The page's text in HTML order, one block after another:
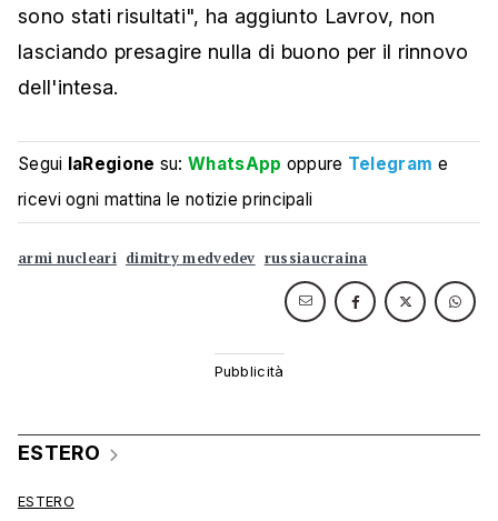
sono stati risultati", ha aggiunto Lavrov, non
lasciando presagire nulla di buono per il rinnovo
dell'intesa.
Segui laRegione su:WhatsApp oppure Telegram e
ricevi ogni mattina le notizie principali
armi nucleari dimitry medvedev russiaucraina
ESTERO
ESTERO